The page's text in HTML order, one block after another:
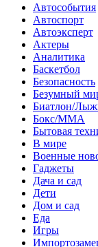
Автособытия
Автоспорт
Автоэксперт
Актеры
Аналитика
Баскетбол
Безопасность
Безумный
Биатлон/
Бокс/MMA
Бытовая
В мире
Военные
Гаджеты
Дача и сад
Дети
Дом и сад
Еда
Игры